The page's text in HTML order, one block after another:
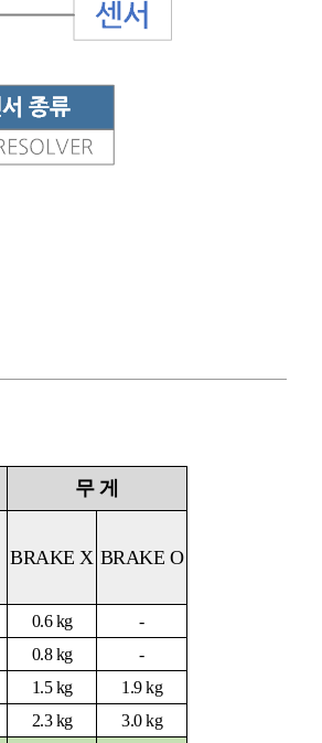
무 게
BRAKE X BRAKE O
0.6 kg
-
0.8 kg
-
1.5kg 1.9kg
2.3 kg
3.0 kg